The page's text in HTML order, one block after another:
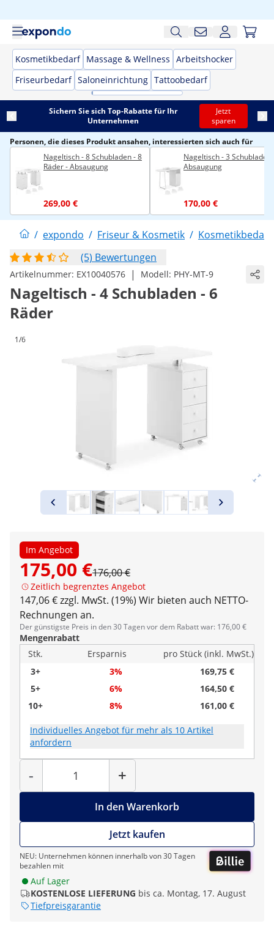
Kosmetikbedarf Massage & Wellness Arbeitshocker
Friseurbedarf Saloneinrichtung Tattoobedarf
Sichern Sie sich Top-Rabatte für Ihr
Unternehmen
Jetzt
sparen
Personen, die dieses Produkt ansahen, interessierten sich auch für
Nageltisch - 8 Schubladen - 8
Räder - Absaugung
269,00 €
Nageltisch - 3 Schubladen
Absaugung
170,00 €
/ expondo / Friseur & Kosmetik / Kosmetikbedarf
(5) Bewertungen
Artikelnummer: EX10040576 | Modell: PHY-MT-9
Nageltisch - 4 Schubladen - 6
Räder
1/6
Im Angebot
175,00 €176,00 €
Zeitlich begrenztes Angebot
147,06 € zzgl. MwSt. (19%) Wir bieten auch NETTO-
Rechnungen an.
Der günstigste Preis in den 30 Tagen vor dem Rabatt war: 176,00 €
Mengenrabatt
Stk.
Ersparnis
pro Stück (inkl. MwSt.)
3+
3%
169,75 €
5+
6%
164,50 €
10+
8% 161,00 €
Individuelles Angebot für mehr als 10 Artikel
anfordern
-
Menge
+
In den Warenkorb
Jetzt kaufen
NEU: Unternehmen können innerhalb von 30 Tagen
bezahlen mit
Auf Lager
KOSTENLOSE LIEFERUNG bis ca. Montag, 17. August
Tiefpreisgarantie